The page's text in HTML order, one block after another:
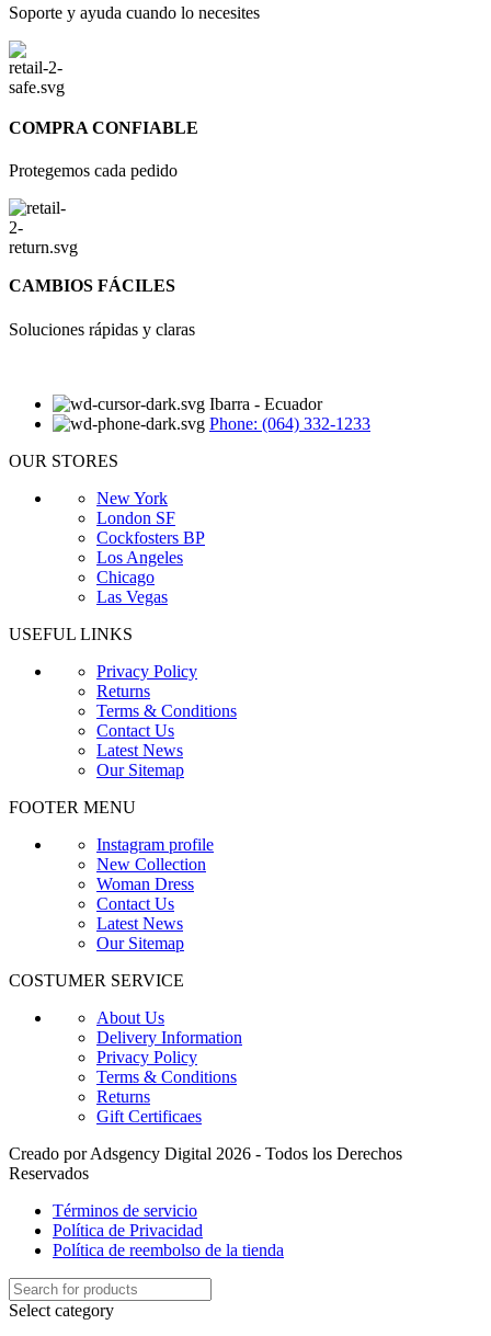
Soporte y ayuda cuando lo necesites
COMPRA CONFIABLE
Protegemos cada pedido
CAMBIOS FÁCILES
Soluciones rápidas y claras
Ibarra - Ecuador
Phone: (064) 332-1233
OUR STORES
New York
London SF
Cockfosters BP
Los Angeles
Chicago
Las Vegas
USEFUL LINKS
Privacy Policy
Returns
Terms & Conditions
Contact Us
Latest News
Our Sitemap
FOOTER MENU
Instagram profile
New Collection
Woman Dress
Contact Us
Latest News
Our Sitemap
COSTUMER SERVICE
About Us
Delivery Information
Privacy Policy
Terms & Conditions
Returns
Gift Certificaes
Creado por Adsgency Digital 2026 - Todos los Derechos
Reservados
Términos de servicio
Política de Privacidad
Política de reembolso de la tienda
Select category